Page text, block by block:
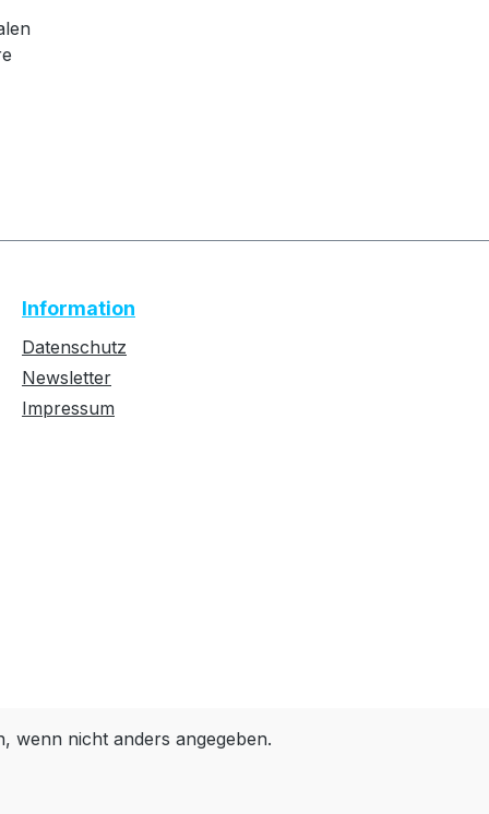
Information
Datenschutz
Newsletter
Impressum
wenn nicht anders angegeben.
Niedrige Sättigung